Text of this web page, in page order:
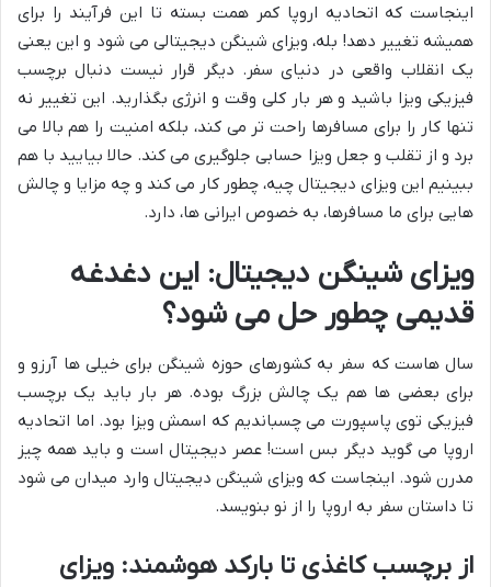
اینجاست که اتحادیه اروپا کمر همت بسته تا این فرآیند را برای
همیشه تغییر دهد! بله، ویزای شینگن دیجیتالی می شود و این یعنی
یک انقلاب واقعی در دنیای سفر. دیگر قرار نیست دنبال برچسب
فیزیکی ویزا باشید و هر بار کلی وقت و انرژی بگذارید. این تغییر نه
تنها کار را برای مسافرها راحت تر می کند، بلکه امنیت را هم بالا می
برد و از تقلب و جعل ویزا حسابی جلوگیری می کند. حالا بیایید با هم
ببینیم این ویزای دیجیتال چیه، چطور کار می کند و چه مزایا و چالش
هایی برای ما مسافرها، به خصوص ایرانی ها، دارد.
ویزای شینگن دیجیتال: این دغدغه
قدیمی چطور حل می شود؟
سال هاست که سفر به کشورهای حوزه شینگن برای خیلی ها آرزو و
برای بعضی ها هم یک چالش بزرگ بوده. هر بار باید یک برچسب
فیزیکی توی پاسپورت می چسباندیم که اسمش ویزا بود. اما اتحادیه
اروپا می گوید دیگر بس است! عصر دیجیتال است و باید همه چیز
مدرن شود. اینجاست که ویزای شینگن دیجیتال وارد میدان می شود
تا داستان سفر به اروپا را از نو بنویسد.
از برچسب کاغذی تا بارکد هوشمند: ویزای